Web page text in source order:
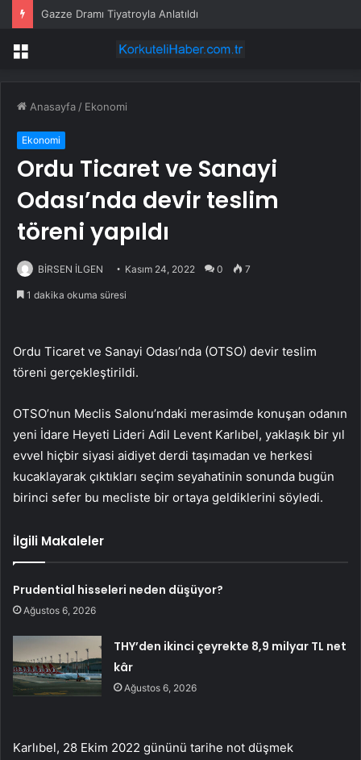
Gazze Dramı Tiyatroyla Anlatıldı
Menü
Anasayfa / Ekonomi
Ekonomi
Ordu Ticaret ve Sanayi
Odası’nda devir teslim
töreni yapıldı
BİRSEN İLGEN Kasım 24, 2022 0 7
1 dakika okuma süresi
Ordu Ticaret ve Sanayi Odası’nda (OTSO) devir teslim
töreni gerçekleştirildi.
OTSO’nun Meclis Salonu’ndaki merasimde konuşan odanın
yeni İdare Heyeti Lideri Adil Levent Karlıbel, yaklaşık bir yıl
evvel hiçbir siyasi aidiyet derdi taşımadan ve herkesi
kucaklayarak çıktıkları seçim seyahatinin sonunda bugün
birinci sefer bu mecliste bir ortaya geldiklerini söyledi.
İlgili Makaleler
Prudential hisseleri neden düşüyor?
Ağustos 6, 2026
THY’den ikinci çeyrekte 8,9 milyar TL net
kâr
Ağustos 6, 2026
Karlıbel, 28 Ekim 2022 gününü tarihe not düşmek